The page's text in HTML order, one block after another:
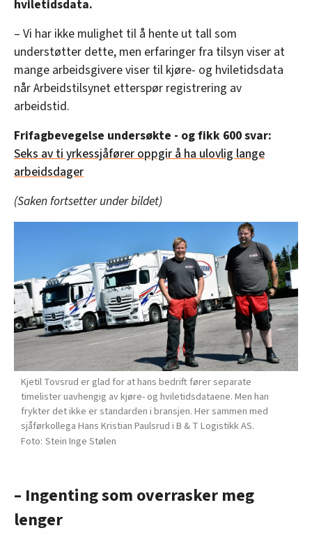
hviletidsdata.
– Vi har ikke mulighet til å hente ut tall som
understøtter dette, men erfaringer fra tilsyn viser at
mange arbeidsgivere viser til kjøre- og hviletidsdata
når Arbeidstilsynet etterspør registrering av
arbeidstid.
Frifagbevegelse undersøkte - og fikk 600 svar:
Seks av ti yrkessjåfører oppgir å ha ulovlig lange
arbeidsdager
(Saken fortsetter under bildet)
Kjetil Tovsrud er glad for at hans bedrift fører separate
timelister uavhengig av kjøre- og hviletidsdataene. Men han
frykter det ikke er standarden i bransjen. Her sammen med
sjåførkollega Hans Kristian Paulsrud i B & T Logistikk AS.
Stein Inge Stølen
– Ingenting som overrasker meg
lenger